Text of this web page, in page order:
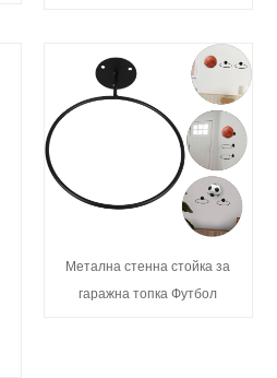
Метална стенна стойка за
гаражна топка Футбол